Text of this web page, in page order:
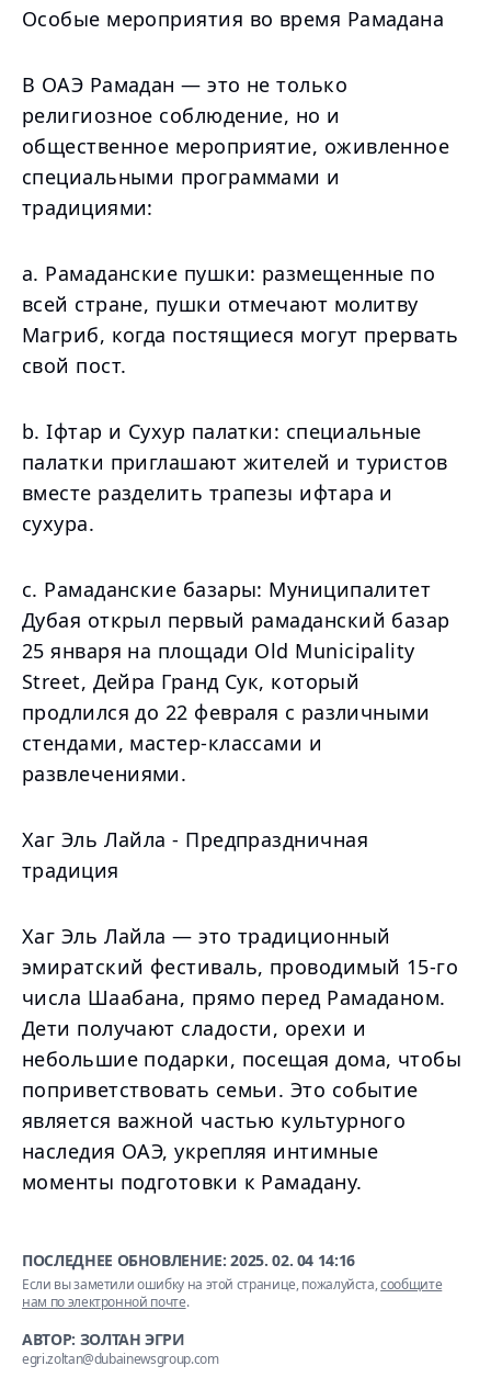
Особые мероприятия во время Рамадана
В ОАЭ Рамадан — это не только
религиозное соблюдение, но и
общественное мероприятие, оживленное
специальными программами и
традициями:
a. Рамаданские пушки: размещенные по
всей стране, пушки отмечают молитву
Магриб, когда постящиеся могут прервать
свой пост.
b. Іфтар и Сухур палатки: специальные
палатки приглашают жителей и туристов
вместе разделить трапезы ифтара и
сухура.
c. Рамаданские базары: Муниципалитет
Дубая открыл первый рамаданский базар
25 января на площади Old Municipality
Street, Дейра Гранд Сук, который
продлился до 22 февраля с различными
стендами, мастер-классами и
развлечениями.
Хаг Эль Лайла - Предпраздничная
традиция
Хаг Эль Лайла — это традиционный
эмиратский фестиваль, проводимый 15-го
числа Шаабана, прямо перед Рамаданом.
Дети получают сладости, орехи и
небольшие подарки, посещая дома, чтобы
поприветствовать семьи. Это событие
является важной частью культурного
наследия ОАЭ, укрепляя интимные
моменты подготовки к Рамадану.
ПОСЛЕДНЕЕ ОБНОВЛЕНИЕ:2025. 02. 04 14:16
Если вы заметили ошибку на этой странице, пожалуйста,сообщите
нам по электронной почте.
АВТОР: ЗОЛТАН ЭГРИ
egri.zoltan@dubainewsgroup.com